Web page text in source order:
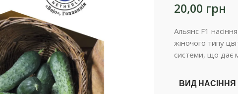
20,00 грн
Альянс F1
жіночого типу
системи, що дає
ВИД НАСІННЯ